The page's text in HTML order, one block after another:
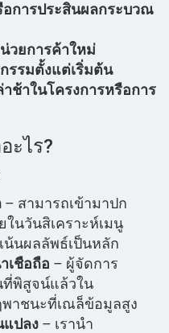
อการประสินผลกระบวณ
วยการค้าใหม่
รรมตั้งแต่เริ่มต้น
ช้าในโครงการหรือการ
ะไร?
– สามารถเข้ามาปก
นวันสิเคราะห์เมนู
น้นผลลัพธ์เป็นหลัก
เชือถือ – ผู้จัดการ
ที่พิสูจน์แล้วใน
าชนะที่เณล็ข้อมูลสูง
แปลง – เรานำ